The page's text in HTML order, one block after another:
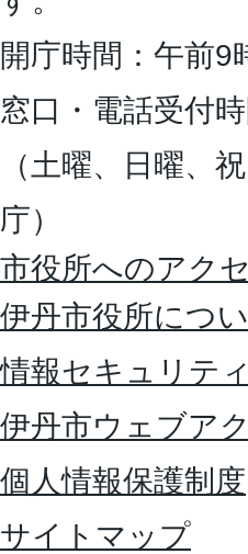
開庁時間：午前
窓口・電話受付
（土曜、日曜、
庁）
市役所へのアク
伊丹市役所につ
情報セキュリテ
伊丹市ウェブア
個人情報保護制度
サイトマップ